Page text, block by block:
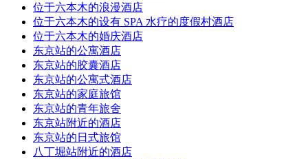
位于六本木的浪漫酒店
位于六本木的设有 SPA 水疗的度假村酒店
位于六本木的婚庆酒店
东京站的公寓酒店
东京站的胶囊酒店
东京站的公寓式酒店
东京站的家庭旅馆
东京站的青年旅舍
东京站附近的酒店
东京站的日式旅馆
八丁堀站附近的酒店